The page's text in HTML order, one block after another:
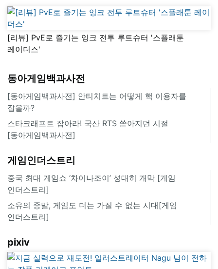
[리뷰] PvE로 즐기는 잉크 전투 루트슈터 '스플래툰
레이더스'
동아게임백과사전
[동아게임백과사전] 안티치트는 어떻게 핵 이용자를
잡을까?
스타크래프트 잡아라! 국산 RTS 쏟아지던 시절
[동아게임백과사전]
게임인더스트리
중국 최대 게임쇼 ‘차이나조이’ 성대히 개막 [게임
인더스트리]
소유의 종말, 게임도 더는 가질 수 없는 시대[게임
인더스트리]
pixiv